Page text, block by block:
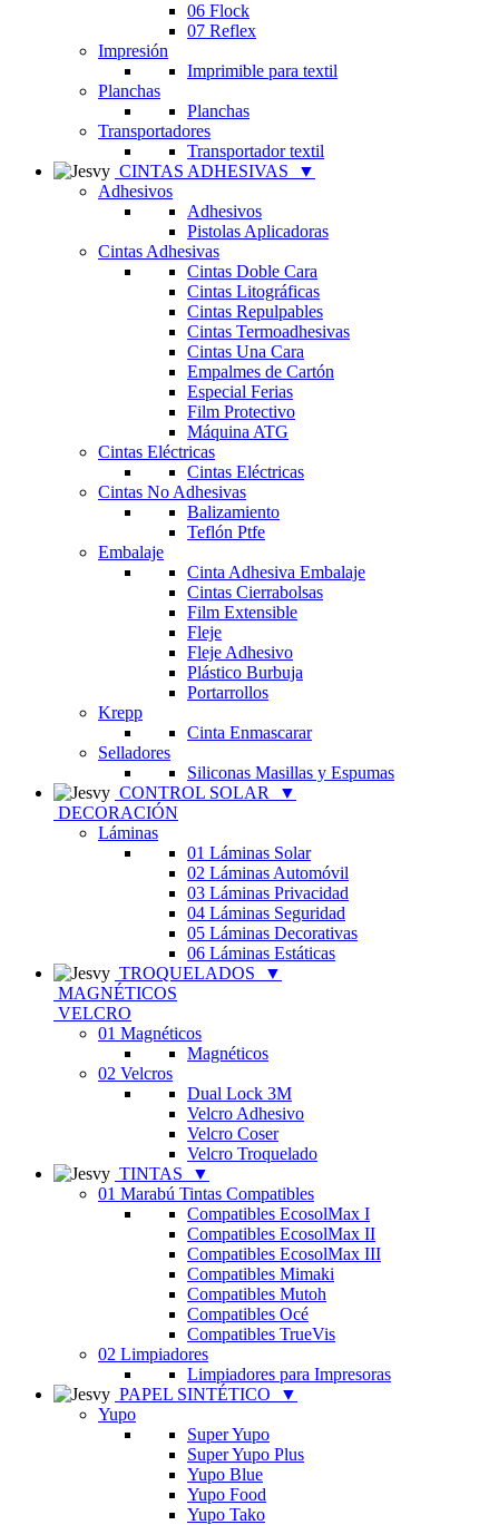
06 Flock
07 Reflex
Impresión
Imprimible para textil
Planchas
Planchas
Transportadores
Transportador textil
CINTAS ADHESIVAS
▼
Adhesivos
Adhesivos
Pistolas Aplicadoras
Cintas Adhesivas
Cintas Doble Cara
Cintas Litográficas
Cintas Repulpables
Cintas Termoadhesivas
Cintas Una Cara
Empalmes de Cartón
Especial Ferias
Film Protectivo
Máquina ATG
Cintas Eléctricas
Cintas Eléctricas
Cintas No Adhesivas
Balizamiento
Teflón Ptfe
Embalaje
Cinta Adhesiva Embalaje
Cintas Cierrabolsas
Film Extensible
Fleje
Fleje Adhesivo
Plástico Burbuja
Portarrollos
Krepp
Cinta Enmascarar
Selladores
Siliconas Masillas y Espumas
CONTROL SOLAR
▼
DECORACIÓN
Láminas
01 Láminas Solar
02 Láminas Automóvil
03 Láminas Privacidad
04 Láminas Seguridad
05 Láminas Decorativas
06 Láminas Estáticas
TROQUELADOS
▼
MAGNÉTICOS
VELCRO
01 Magnéticos
Magnéticos
02 Velcros
Dual Lock 3M
Velcro Adhesivo
Velcro Coser
Velcro Troquelado
TINTAS
▼
01 Marabú Tintas Compatibles
Compatibles EcosolMax I
Compatibles EcosolMax II
Compatibles EcosolMax III
Compatibles Mimaki
Compatibles Mutoh
Compatibles Océ
Compatibles TrueVis
02 Limpiadores
Limpiadores para Impresoras
PAPEL SINTÉTICO
▼
Yupo
Super Yupo
Super Yupo Plus
Yupo Blue
Yupo Food
Yupo Tako